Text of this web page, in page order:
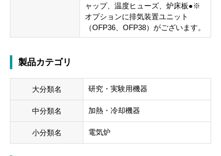
ャップ、温度ヒューズ、炉床板●※
オプションに排気装置ユニット
（OFP36、OFP38）がございます。
製品カテゴリ
大分類名 研究・実験用機器
中分類名 加熱・冷却機器
小分類名 電気炉